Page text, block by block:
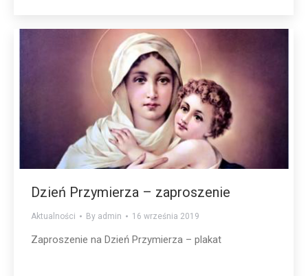
Dzień Przymierza – zaproszenie
Aktualności By admin 16 września 2019
Zaproszenie na Dzień Przymierza – plakat